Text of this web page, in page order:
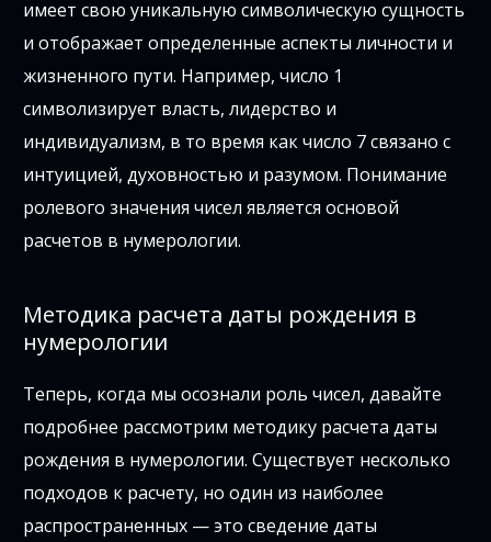
имеет свою уникальную символическую сущность
и отображает определенные аспекты личности и
жизненного пути. Например, число 1
символизирует власть, лидерство и
индивидуализм, в то время как число 7 связано с
интуицией, духовностью и разумом. Понимание
ролевого значения чисел является основой
расчетов в нумерологии.
Методика расчета даты рождения в
нумерологии
Теперь, когда мы осознали роль чисел, давайте
подробнее рассмотрим методику расчета даты
рождения в нумерологии. Существует несколько
подходов к расчету, но один из наиболее
распространенных — это сведение даты